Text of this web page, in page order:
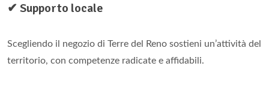
✔ Supporto locale
Scegliendo il negozio di Terre del Reno sostieni un’attività del
territorio, con competenze radicate e affidabili.